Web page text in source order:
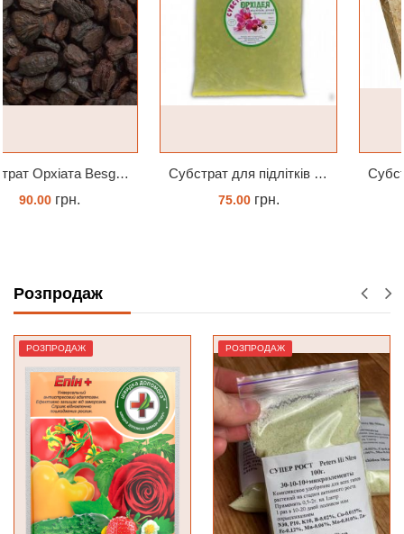
Субстрат для підлітків орхідей 2л
75.00
Субстрат Trixie Пресований мох сфагнум з Німеччини для орхідей та тераріумів 100 г
239.45
Розпродаж
РОЗПРОДАЖ РОЗПРОДАЖ